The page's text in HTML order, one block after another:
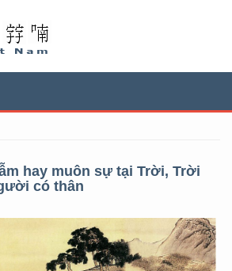
hay muôn sự tại Trời, Trời
có thân